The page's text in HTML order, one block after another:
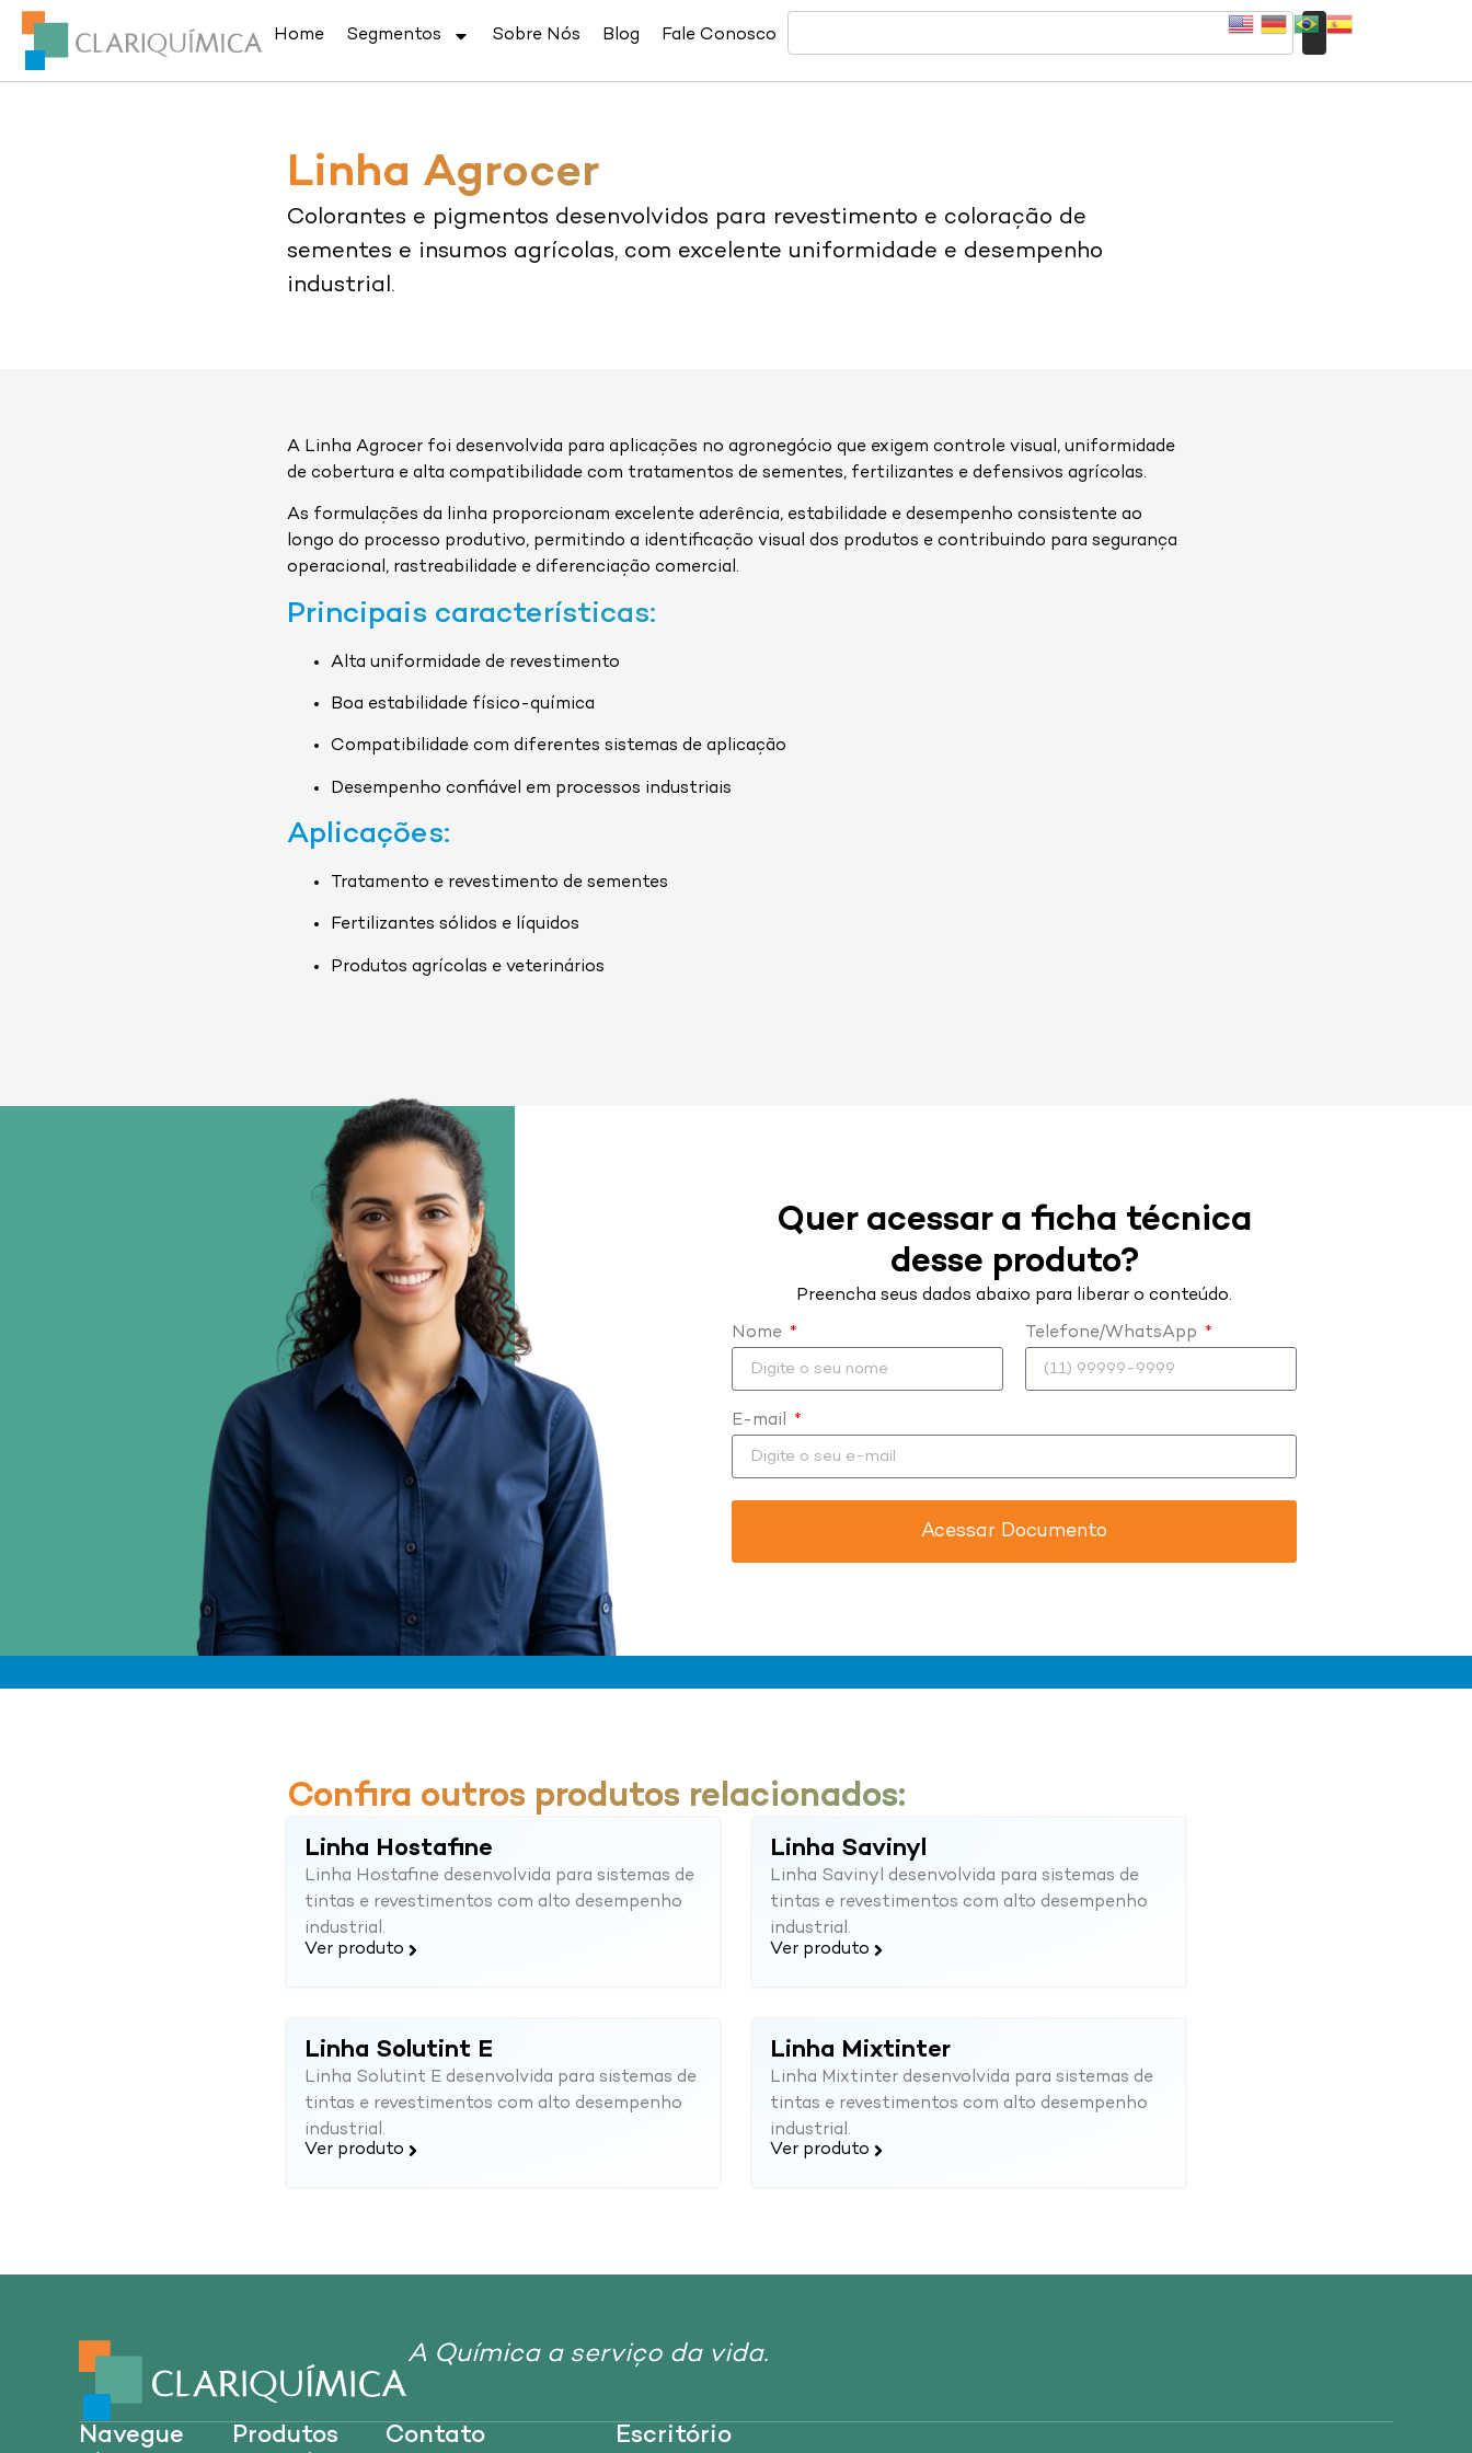
Home Segmentos Sobre Nós Blog Fale Conosco
Linha Agrocer
Colorantes e pigmentos desenvolvidos para revestimento e coloração de
sementes e insumos agrícolas, com excelente uniformidade e desempenho
industrial.
A Linha Agrocer foi desenvolvida para aplicações no agronegócio que exigem controle visual, uniformidade
de cobertura e alta compatibilidade com tratamentos de sementes, fertilizantes e defensivos agrícolas.
As formulações da linha proporcionam excelente aderência, estabilidade e desempenho consistente ao
longo do processo produtivo, permitindo a identificação visual dos produtos e contribuindo para segurança
operacional, rastreabilidade e diferenciação comercial.
Principais características:
Alta uniformidade de revestimento
Boa estabilidade físico-química
Compatibilidade com diferentes sistemas de aplicação
Desempenho confiável em processos industriais
Aplicações:
Tratamento e revestimento de sementes
Fertilizantes sólidos e líquidos
Produtos agrícolas e veterinários
Quer acessar a ficha técnica
desse produto?
Preencha seus dados abaixo para liberar o conteúdo.
Nome Telefone/WhatsApp
E-mail
Acessar Documento
Confira outros produtos relacionados:
Linha Hostafine
Linha Hostafine desenvolvida para sistemas de
tintas e revestimentos com alto desempenho
industrial.
Ver produto
Linha Savinyl
Linha Savinyl desenvolvida para sistemas de
tintas e revestimentos com alto desempenho
industrial.
Ver produto
Linha Solutint E
Linha Solutint E desenvolvida para sistemas de
tintas e revestimentos com alto desempenho
industrial.
Ver produto
Linha Mixtinter
Linha Mixtinter desenvolvida para sistemas de
tintas e revestimentos com alto desempenho
industrial.
Ver produto
A Química a serviço da vida.
Navegue Produtos Contato Escritório